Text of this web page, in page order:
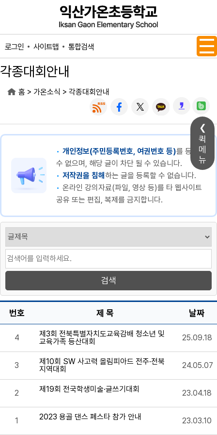
메인메뉴 바로가기
본문내용 바로가기
퀵
메
뉴
로그인 사이트맵 통합검색
각종대회안내
홈 > 가온소식 > 각종대회안내
개인정보(주민등록번호, 여권번호 등)를 등록할
수 없으며, 해당 글이 차단 될 수 있습니다.
저작권을 침해하는 글을 등록할 수 없습니다.
온라인 강의자료(파일, 영상 등)를 타 웹사이트
공유 또는 편집, 복제를 금지합니다.
번호 제 목 날짜
4
제3회 전북특별자치도교육감배 청소년 및
교육가족 등산대회
25.09.18
3
제10회 SW 사고력 올림피아드 전주·전북
지역대회
24.05.07
2 제19회 전국학생미술·글쓰기대회 23.04.18
1 2023 용골 댄스 페스타 참가 안내 23.03.10